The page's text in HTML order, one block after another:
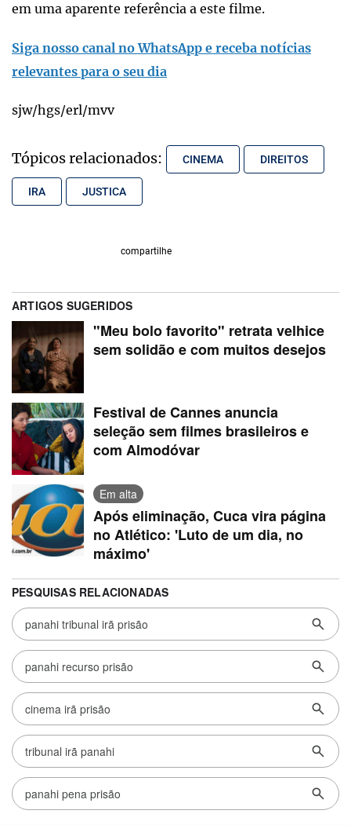
em uma aparente referência a este filme.
Siga nosso canal no WhatsApp e receba notícias
relevantes para o seu dia
sjw/hgs/erl/mvv
Tópicos relacionados: CINEMA DIREITOS
IRA JUSTICA
compartilhe